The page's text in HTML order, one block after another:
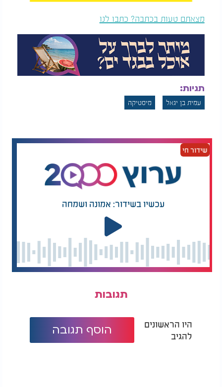
מצאתם טעות בכתבה? כתבו לנו
תגיות:
עמית בן יגאל מיסטיקה
שידור חי
עכשיו בשידור: אמונה ושמחה
תגובות
היו הראשונים
להגיב
הוסף תגובה